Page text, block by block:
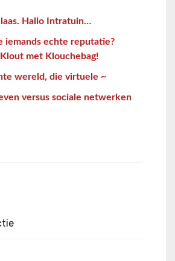
Hallo Intratuin…
iemands echte reputatie?
met Klouchebag!
wereld, die virtuele ~
versus sociale netwerken